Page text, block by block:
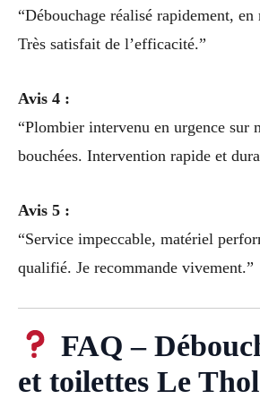
“Débouchage réalisé rapidement, en
Très satisfait de l’efficacité.”
Avis 4 :
“Plombier intervenu en urgence sur
bouchées. Intervention rapide et
Avis 5 :
“Service impeccable, matériel
qualifié. Je recommande vivement.”
FAQ –
et toilettes Le